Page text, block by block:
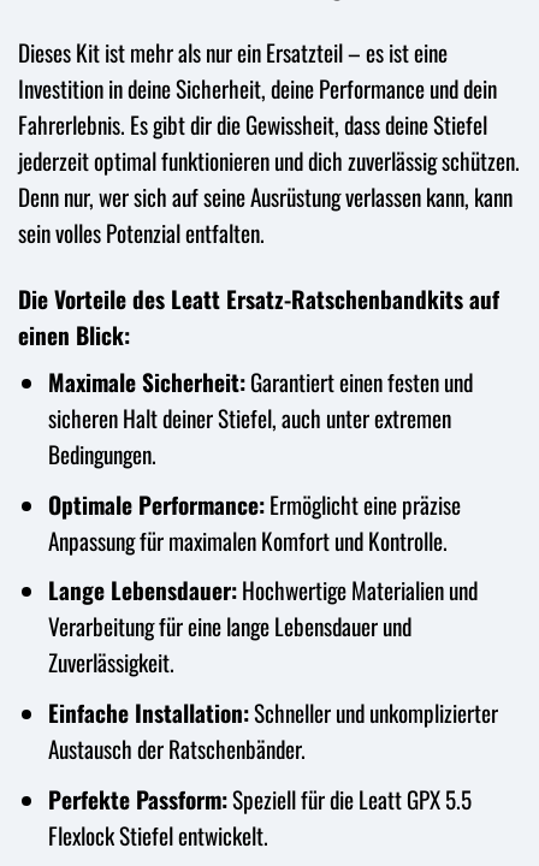
Dieses Kit ist mehr als nur ein Ersatzteil – es ist eine
Investition in deine Sicherheit, deine Performance und dein
Fahrerlebnis. Es gibt dir die Gewissheit, dass deine Stiefel
jederzeit optimal funktionieren und dich zuverlässig schützen.
Denn nur, wer sich auf seine Ausrüstung verlassen kann, kann
sein volles Potenzial entfalten.
Die Vorteile des Leatt Ersatz-Ratschenbandkits auf
einen Blick:
Maximale Sicherheit:Garantiert einen festen und
sicheren Halt deiner Stiefel, auch unter extremen
Bedingungen.
Optimale Performance:Ermöglicht eine präzise
Anpassung für maximalen Komfort und Kontrolle.
Lange Lebensdauer:Hochwertige Materialien und
Verarbeitung für eine lange Lebensdauer und
Zuverlässigkeit.
Einfache Installation:Schneller und unkomplizierter
Austausch der Ratschenbänder.
Perfekte Passform:Speziell für die Leatt GPX 5.5
Flexlock Stiefel entwickelt.